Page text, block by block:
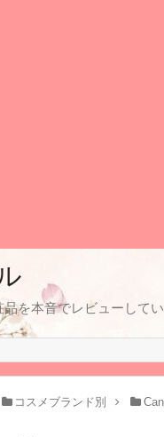
を本音でレビューして
コスメブランド別